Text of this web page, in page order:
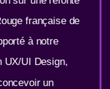
française de
à notre
UX/UI Design,
un